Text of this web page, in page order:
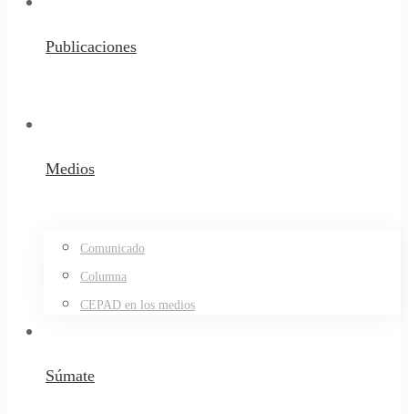
Publicaciones
Medios
Comunicado
Columna
CEPAD en los medios
Súmate